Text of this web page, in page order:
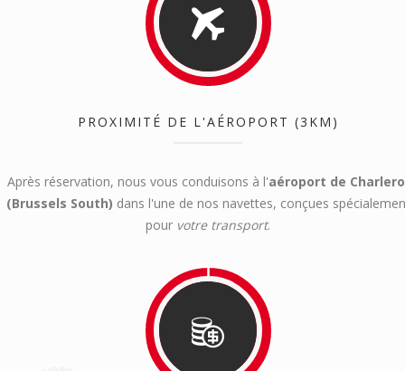
PROXIMITÉ DE L'AÉROPORT (3KM)
Après réservation, nous vous conduisons à l'aéroport de
(Brussels South) dans l'une de nos navettes, conçues
pour votre transport.